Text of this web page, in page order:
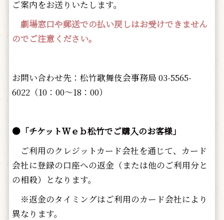
ご案内をお送りいたします。
劇場窓口や郵送での払い戻しはお受けできません
のでご注意ください。
お問い合わせ先：松竹歌舞伎会事務局 03-5565-
6022（10：00～18：00）
●「チケットＷｅｂ松竹でご購入のお客様」
ご利用のクレジットカード会社を通じて、カード
会社に登録の口座への返金（または他のご利用分と
の相殺）となります。
※返金のタイミングはご利用のカード会社により
異なります。